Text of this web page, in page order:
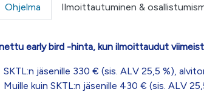
Ohjelma Ilmoittautuminen &
early bird -hinta, kun ilmoittaudut
SKTL:n jäsenille 330 € (sis. ALV 25,5 %),
Muille kuin SKTL:n jäsenille 430 € (sis. ALV